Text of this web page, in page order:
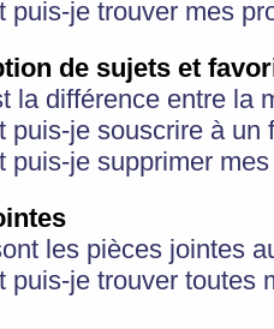
puis-je trouver mes
de sujets et
la différence entre la
puis-je souscrire à
puis-je supprimer
les pièces jointes
puis-je trouver toutes